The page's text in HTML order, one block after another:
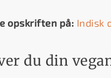
opskriften på: Indisk
du din